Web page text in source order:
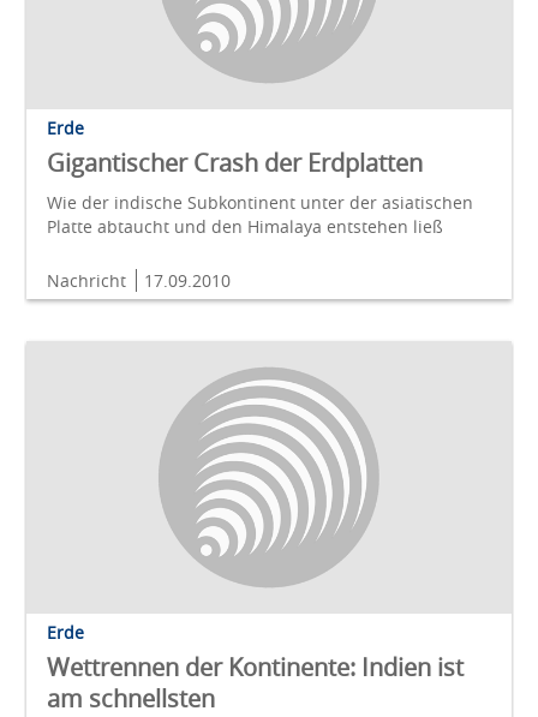
Erde
Gigantischer Crash der Erdplatten
Wie der indische Subkontinent unter der asiatischen
Platte abtaucht und den Himalaya entstehen ließ
Nachricht 17.09.2010
Erde
Wettrennen der Kontinente: Indien ist
am schnellsten